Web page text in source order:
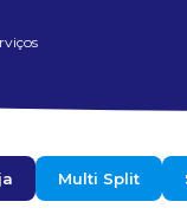
Multi Split